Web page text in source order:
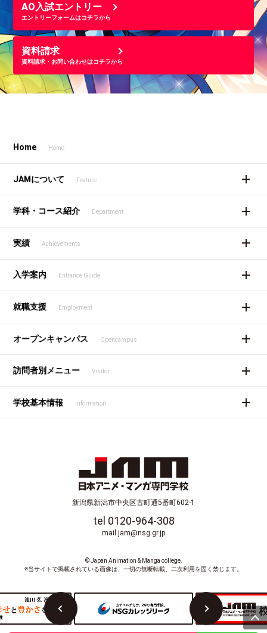
AO入試エントリー
エントリーフォームはコチラから
資料請求
資料請求・お問い合わせはコチラから
Home Home
JAMについて Feature
学科・コース紹介 Department
実績 Achievements
入学案内 Entrance Guide
就職支援 Employment
オープンキャンパス Opencampus
訪問者別メニュー Visitor
学校基本情報 Information
新潟県新潟市中央区古町通5番町602-1
tel 0120-964-308
mail jam@nsg.gr.jp
© Japan Animation & Manga college.
※当サイトで掲載されている画像は、一切の無断転載、二次利用を固く禁じます。